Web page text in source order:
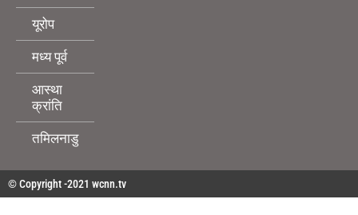
यूरोप
मध्य पूर्व
आस्था
क्रांति
तमिलनाडु
© Copyright -2021 wcnn.tv